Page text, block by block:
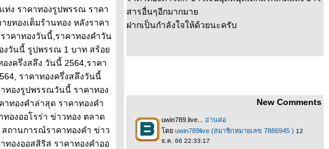
ท่ง ราคาทองรูปพรรณ ราคา
ยทองเต็มร้านทอง หลังราคา
าคาทองวันนี้,ราคาทองคําวัน
องวันนี้ รูปพรรณ 1 บาท สร้อ
งครึ่งสลึง วันนี้ 2564,ราคา
ราคาทองครึ่งสลึงวันนี้
ทองรูปพรรณวันนี้ ราคาทอง
ทองคำล่าสุด ราคาทองคำ
องออโรร่า ข่าวทอง ตลาด
ถานการณ์ราคาทองคำ ข่าว
ทองออสสิริส ราคาทองคำออ
สารอื่นๆอีกมากมา
ฝากเป็นกำลังใจให้ด้วยนะครับ
New Comments